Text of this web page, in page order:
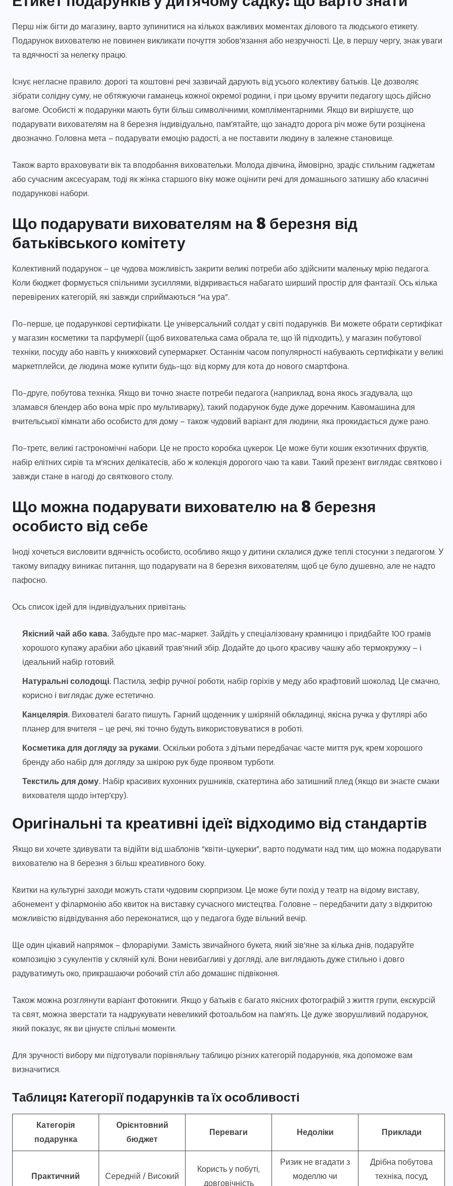
Перш ніж бігти до магазину, варто зупинитися на кількох важливих моментах ділового та людського етикету.
Подарунок вихователю не повинен викликати почуття зобов’язання або незручності. Це, в першу чергу, знак уваги
та вдячності за нелегку працю.
Існує негласне правило: дорогі та коштовні речі зазвичай дарують від усього колективу батьків. Це дозволяє
зібрати солідну суму, не обтяжуючи гаманець кожної окремої родини, і при цьому вручити педагогу щось дійсно
вагоме. Особисті ж подарунки мають бути більш символічними, компліментарними. Якщо ви вирішуєте, що
подарувати вихователям на 8 березня індивідуально, пам’ятайте, що занадто дорога річ може бути розцінена
двозначно. Головна мета – подарувати емоцію радості, а не поставити людину в залежне становище.
Також варто враховувати вік та вподобання виховательки. Молода дівчина, ймовірно, зрадіє стильним гаджетам
або сучасним аксесуарам, тоді як жінка старшого віку може оцінити речі для домашнього затишку або класичні
подарункові набори.
Що подарувати вихователям на 8 березня від
батьківського комітету
Колективний подарунок – це чудова можливість закрити великі потреби або здійснити маленьку мрію педагога.
Коли бюджет формується спільними зусиллями, відкривається набагато ширший простір для фантазії. Ось кілька
перевірених категорій, які завжди сприймаються “на ура”.
По-перше, це подарункові сертифікати. Це універсальний солдат у світі подарунків. Ви можете обрати сертифікат
у магазин косметики та парфумерії (щоб вихователька сама обрала те, що їй підходить), у магазин побутової
техніки, посуду або навіть у книжковий супермаркет. Останнім часом популярності набувають сертифікати у великі
маркетплейси, де людина може купити будь-що: від корму для кота до нового смартфона.
По-друге, побутова техніка. Якщо ви точно знаєте потреби педагога (наприклад, вона якось згадувала, що
зламався блендер або вона мріє про мультиварку), такий подарунок буде дуже доречним. Кавомашина для
вчительської кімнати або особисто для дому – також чудовий варіант для людини, яка прокидається дуже рано.
По-третє, великі гастрономічні набори. Це не просто коробка цукерок. Це може бути кошик екзотичних фруктів,
набір елітних сирів та м’ясних делікатесів, або ж колекція дорогого чаю та кави. Такий презент виглядає святково і
завжди стане в нагоді до святкового столу.
Що можна подарувати вихователю на 8 березня
особисто від себе
Іноді хочеться висловити вдячність особисто, особливо якщо у дитини склалися дуже теплі стосунки з педагогом. У
такому випадку виникає питання, що подарувати на 8 березня вихователям, щоб це було душевно, але не надто
пафосно.
Ось список ідей для індивідуальних привітань:
Якісний чай або кава. Забудьте про мас-маркет. Зайдіть у спеціалізовану крамницю і придбайте 100 грамів
хорошого купажу арабіки або цікавий трав’яний збір. Додайте до цього красиву чашку або термокружку – і
ідеальний набір готовий.
Натуральні солодощі. Пастила, зефір ручної роботи, набір горіхів у меду або крафтовий шоколад. Це смачно,
корисно і виглядає дуже естетично.
Канцелярія. Вихователі багато пишуть. Гарний щоденник у шкіряній обкладинці, якісна ручка у футлярі або
планер для вчителя – це речі, які точно будуть використовуватися в роботі.
Косметика для догляду за руками. Оскільки робота з дітьми передбачає часте миття рук, крем хорошого
бренду або набір для догляду за шкірою рук буде проявом турботи.
Текстиль для дому. Набір красивих кухонних рушників, скатертина або затишний плед (якщо ви знаєте смаки
вихователя щодо інтер’єру).
Оригінальні та креативні ідеї: відходимо від стандартів
Якщо ви хочете здивувати та відійти від шаблонів “квіти-цукерки”, варто подумати над тим, що можна подарувати
вихователю на 8 березня з більш креативного боку.
Квитки на культурні заходи можуть стати чудовим сюрпризом. Це може бути похід у театр на відому виставу,
абонемент у філармонію або квиток на виставку сучасного мистецтва. Головне – передбачити дату з відкритою
можливістю відвідування або переконатися, що у педагога буде вільний вечір.
Ще один цікавий напрямок – флораріуми. Замість звичайного букета, який зів’яне за кілька днів, подаруйте
композицію з сукулентів у скляній кулі. Вони невибагливі у догляді, але виглядають дуже стильно і довго
радуватимуть око, прикрашаючи робочий стіл або домашнє підвіконня.
Також можна розглянути варіант фотокниги. Якщо у батьків є багато якісних фотографій з життя групи, екскурсій
та свят, можна зверстати та надрукувати невеликий фотоальбом на пам’ять. Це дуже зворушливий подарунок,
який показує, як ви цінуєте спільні моменти.
Для зручності вибору ми підготували порівняльну таблицю різних категорій подарунків, яка допоможе вам
визначитися.
Таблиця: Категорії подарунків та їх особливості
Категорія
подарунка
Орієнтовний
бюджет
Переваги Недоліки Приклади
Практичний Середній / Високий
Користь у побуті,
довговічність
Ризик не вгадати з
моделлю чи
Дрібна побутова
техніка, посуд,
Головні ознаки зносу
запчастин для плугів та
ґрунтообробної техніки
04.08.2026